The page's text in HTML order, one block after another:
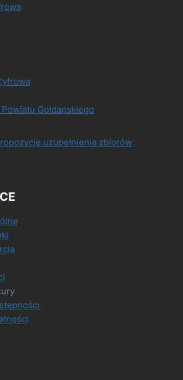
Gołdapskiego
uzupełnienia zbiorów